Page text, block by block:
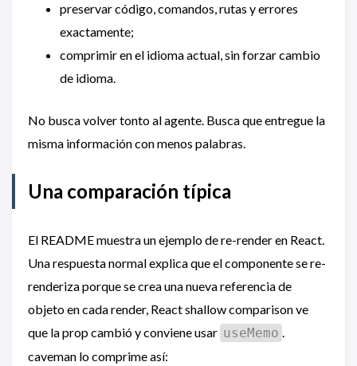
preservar código, comandos, rutas y errores
exactamente;
comprimir en el idioma actual, sin forzar cambio
de idioma.
No busca volver tonto al agente. Busca que entregue la
misma información con menos palabras.
Una comparación típica
El README muestra un ejemplo de re-render en React.
Una respuesta normal explica que el componente se re-
renderiza porque se crea una nueva referencia de
objeto en cada render, React shallow comparison ve
que la prop cambió y conviene usar useMemo .
caveman lo comprime así: